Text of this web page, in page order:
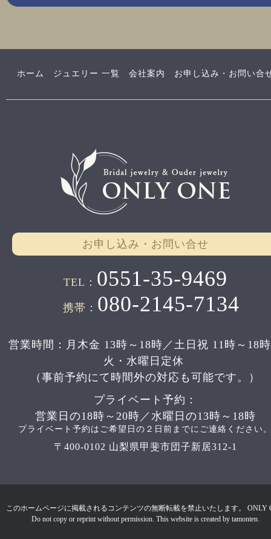
ホーム ジュエリー 一覧 会社案内 お申し込み・お問い合
お申し込み・お問い合せ
TEL： 0551-35-9469
携帯： 080-2145-7134
営業時間：月木金 13時～18時／土日祝 11時～18
火・水曜日定休
（事前予約にて時間外の対応も可能です。）
プライベート予約：
営業日の18時～20時／水曜日の13時～18時
プライベート予約はご希望日の２日前までにご連絡ください
〒400-0102 山梨県甲斐市団子新居312-1
このホームページに掲載されるコンテンツの無断転載を禁止いたします。 ONLY
Do not copy or reprint without permission. This website is created by tamonten.